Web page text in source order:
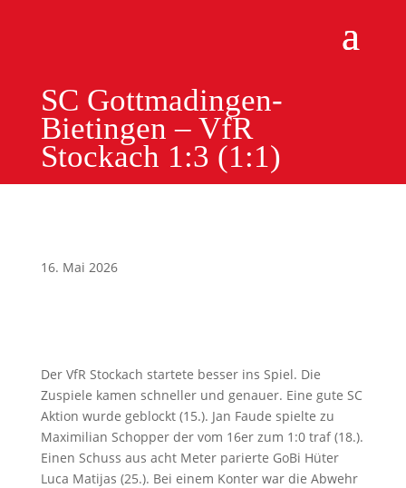
SC Gottmadingen-
Bietingen – VfR
Stockach 1:3 (1:1)
16. Mai 2026
Der VfR Stockach startete besser ins Spiel. Die
Zuspiele kamen schneller und genauer. Eine gute SC
Aktion wurde geblockt (15.). Jan Faude spielte zu
Maximilian Schopper der vom 16er zum 1:0 traf (18.).
Einen Schuss aus acht Meter parierte GoBi Hüter
Luca Matijas (25.). Bei einem Konter war die Abwehr